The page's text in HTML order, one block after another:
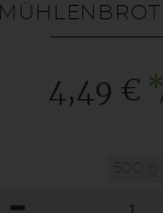
MÜHLENBROT
-
4,49 €